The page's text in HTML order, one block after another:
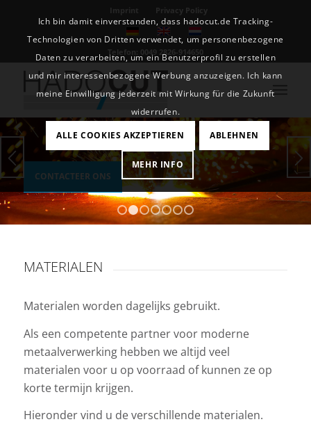
Imprint Privacy Policy
Telefon: 0049 2826-914650
1 2 3 4 6
CONTACTEER ONS
MATERIALEN
Materialen worden dagelijks gebruikt.
Als een competente partner voor moderne
metaalverwerking hebben we altijd veel
materialen voor u op voorraad of kunnen ze op
korte termijn krijgen.
Hieronder vind u de verschillende materialen.
Ich bin damit einverstanden, dass hadocut.de Tracking-
Technologien von Dritten verwendet, um personenbezogene
Daten zu verarbeiten, um ein Benutzerprofil zu erstellen
und mir interessenbezogene Werbung anzuzeigen. Ich kann
meine Einwilligung jederzeit mit Wirkung für die Zukunft
widerrufen.
ALLE COOKIES AKZEPTIEREN ABLEHNEN
MEHR INFO